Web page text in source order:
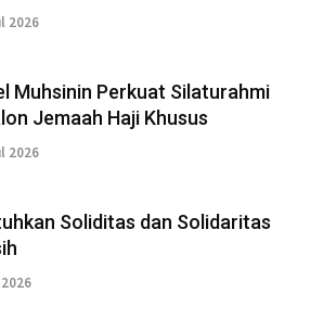
2026
Muhsinin Perkuat Silaturahmi
Jemaah Haji Khusus
2026
Soliditas dan Solidaritas